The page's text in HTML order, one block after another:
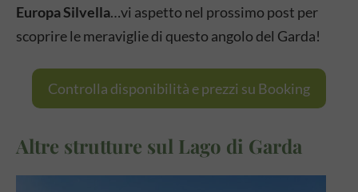
Europa Silvella…vi aspetto nel prossimo post per
scoprire le meraviglie di questo angolo del Garda!
Controlla disponibilità e prezzi su Booking
Altre strutture sul Lago di Garda